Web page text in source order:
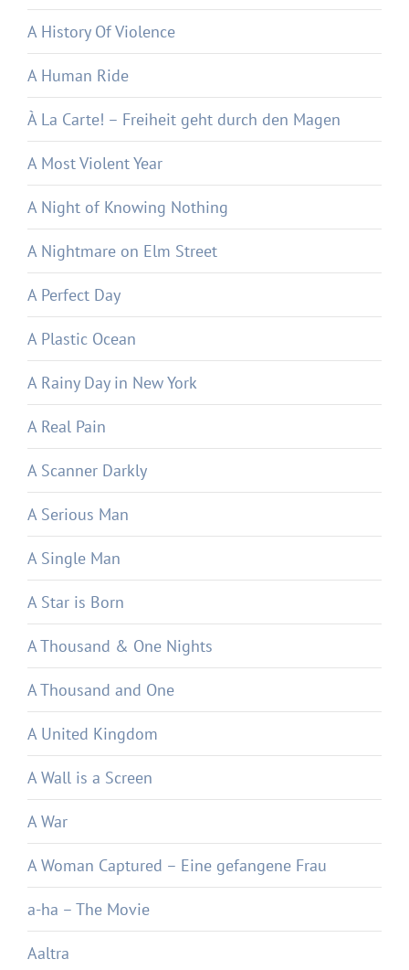
A History Of Violence
A Human Ride
À La Carte! – Freiheit geht durch den Magen
A Most Violent Year
A Night of Knowing Nothing
A Nightmare on Elm Street
A Perfect Day
A Plastic Ocean
A Rainy Day in New York
A Real Pain
A Scanner Darkly
A Serious Man
A Single Man
A Star is Born
A Thousand & One Nights
A Thousand and One
A United Kingdom
A Wall is a Screen
A War
A Woman Captured – Eine gefangene Frau
a-ha – The Movie
Aaltra